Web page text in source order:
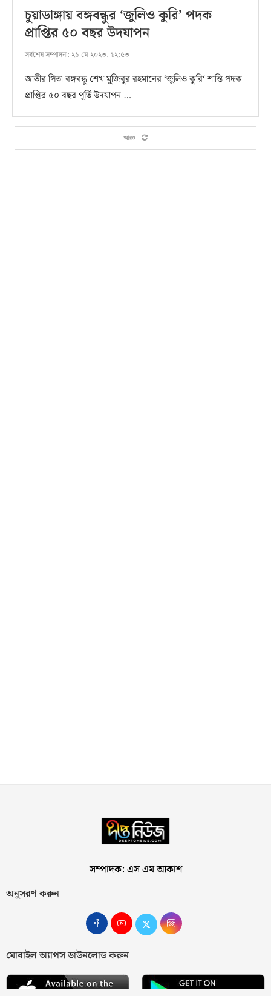
চুয়াডাঙ্গায় বঙ্গবন্ধুর ‘জুলিও কুরি’ পদক
প্রাপ্তির ৫০ বছর উদযাপন
সর্বশেষ সম্পাদনা: ২৯ মে ২০২৩, ১২:৫৩
জাতীর পিতা বঙ্গবন্ধু শেখ মুজিবুর রহমানের ‌‌‘জুলিও কুরি‘ শান্তি পদক
প্রাপ্তির ৫০ বছর পূর্তি উদযাপন …
আরও
সম্পাদক: এস এম আকাশ
অনুসরণ করুন
মোবাইল অ্যাপস ডাউনলোড করুন